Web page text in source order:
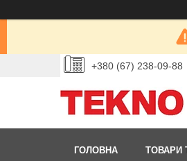
+380 (67) 238-09-88
ГОЛОВНА ТОВАРИ